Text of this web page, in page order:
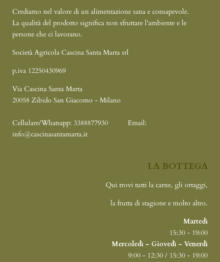
Crediamo nel valore di un alimentazione sana e consapevole.
La qualità del prodotto significa non sfruttare l'ambiente e le
persone che ci lavorano.
Società Agricola Cascina Santa Marta srl
p.iva 12250430969
Via Cascina Santa Marta
20058 Zibido San Giacomo - Milano
Cellulare/Whatsapp: 3388877930 Email:
info@cascinasantamarta.it
LA BOTTEGA
Qui trovi tutti la carne, gli ortaggi,
la frutta di stagione e molto altro.
Martedì
15:30 - 19:00
Mercoledì - Giovedì - Venerdì
9:00 - 12:30 / 15:30 - 19:00